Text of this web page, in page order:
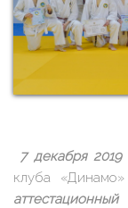
7 декабря 2019
клуба